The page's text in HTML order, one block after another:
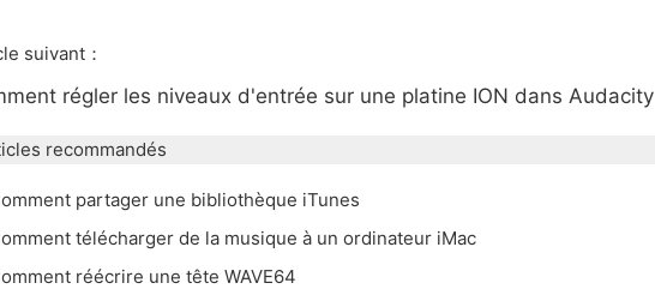
suivant：
régler les niveaux d'entrée sur une platine ION dans Audacity
recommandés
partager une bibliothèque iTunes
télécharger de la musique à un ordinateur iMac
réécrire une tête WAVE64